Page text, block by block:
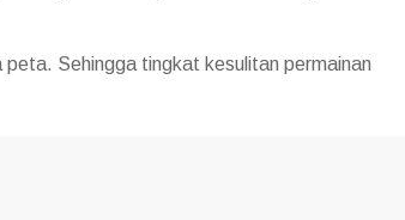
Sehingga tingkat kesulitan permainan